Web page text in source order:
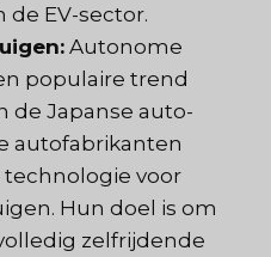
de EV-sector.
Autonome
populaire trend
de Japanse auto-
autofabrikanten
technologie voor
Hun doel is om
zelfrijdende